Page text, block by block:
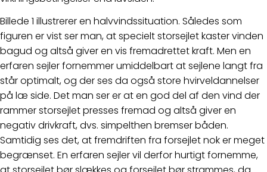
Billede 1 illustrerer en halvvindssituation. Således som
figuren er vist ser man, at specielt storsejlet kaster vinden
bagud og altså giver en vis fremadrettet kraft. Men en
erfaren sejler fornemmer umiddelbart at sejlene langt fra
står optimalt, og der ses da også store hvirveldannelser
på læ side. Det man ser er at en god del af den vind der
rammer storsejlet presses fremad og altså giver en
negativ drivkraft, dvs. simpelthen bremser båden.
Samtidig ses det, at fremdriften fra forsejlet nok er meget
begrænset. En erfaren sejler vil derfor hurtigt fornemme,